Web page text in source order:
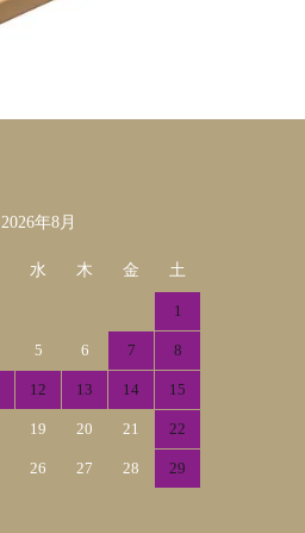
2026年8月
水 木 金 土
1
5 6 7 8
12 13 14 15
19 20 21 22
26 27 28 29